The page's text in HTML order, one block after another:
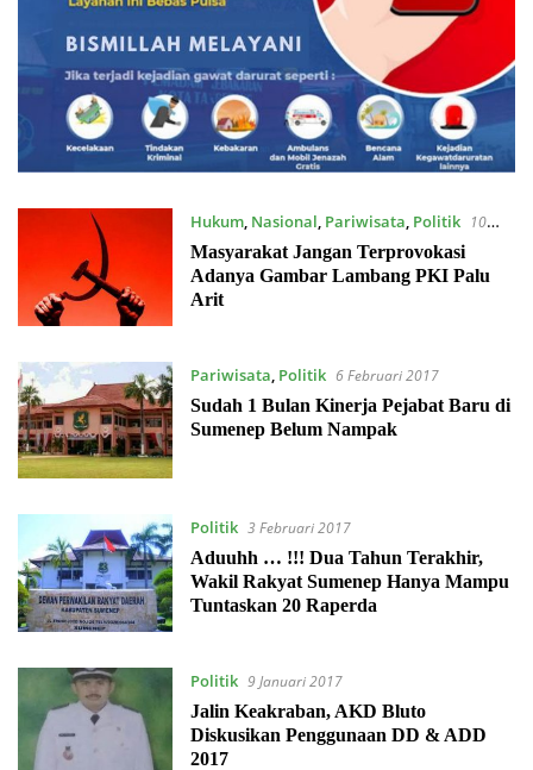
Hukum, Nasional, Pariwisata, Politik
10
Februari 2017
Masyarakat Jangan Terprovokasi
Adanya Gambar Lambang PKI Palu
Arit
Pariwisata, Politik 6 Februari 2017
Sudah 1 Bulan Kinerja Pejabat Baru di
Sumenep Belum Nampak
Politik 3 Februari 2017
Aduuhh … !!! Dua Tahun Terakhir,
Wakil Rakyat Sumenep Hanya Mampu
Tuntaskan 20 Raperda
Politik 9 Januari 2017
Jalin Keakraban, AKD Bluto
Diskusikan Penggunaan DD & ADD
2017